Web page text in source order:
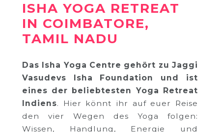
ISHA YOGA RETREAT
IN COIMBATORE,
TAMIL NADU
Das Isha Yoga Centre gehört zu Jaggi
Vasudevs Isha Foundation und ist
eines der beliebtesten Yoga Retreat
Indiens. Hier könnt ihr auf euer Reise
den vier Wegen des Yoga folgen:
Wissen, Handlung, Energie und